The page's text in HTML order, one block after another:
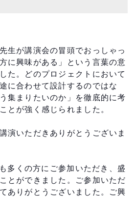
生が講演会の冒頭でおっしゃっ
に興味がある」という言葉の意
た。どのプロジェクトにおいて
に合わせて設計するのではな
集まりたいのか」を徹底的に考
とが強く感じられました。
演いただきありがとうございま
多くの方にご参加いただき、盛
とができました。ご参加いただ
ありがとうございました。ご興